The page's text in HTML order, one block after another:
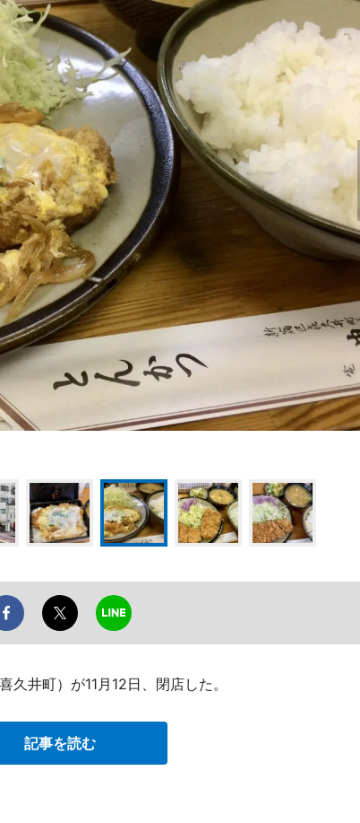
井町）が11月12日、閉店した。
記事を読む